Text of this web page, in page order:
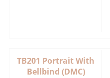
TB201 Portrait With
Bellbind (DMC)